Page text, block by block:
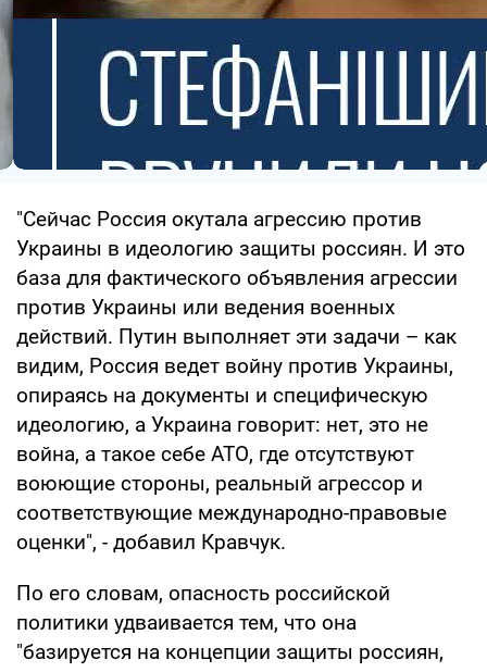
"Сейчас Россия окутала агрессию против
Украины в идеологию защиты россиян. И это
база для фактического объявления агрессии
против Украины или ведения военных
действий. Путин выполняет эти задачи – как
видим, Россия ведет войну против Украины,
опираясь на документы и специфическую
идеологию, а Украина говорит: нет, это не
война, а такое себе АТО, где отсутствуют
воюющие стороны, реальный агрессор и
соответствующие международно-правовые
оценки", - добавил Кравчук.
По его словам, опасность российской
политики удваивается тем, что она
"базируется на концепции защиты россиян,